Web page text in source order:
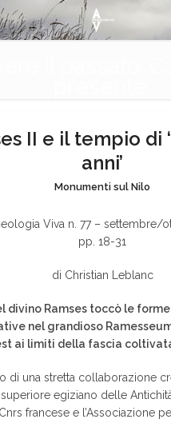
II e il tempio di
anni’
Monumenti sul Nilo
Viva n. 77 – settembre/
pp. 18-31
di Christian Leblanc
divino Ramses toccò le
nel grandioso
ai limiti della fascia
di una stretta collaborazione
egiziano delle
francese e l’Associazione